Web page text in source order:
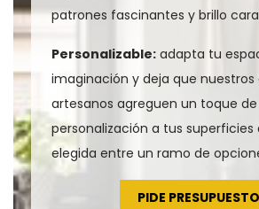
patrones fascinantes y brillo
Personalizable:adapta tu
imaginación y deja que nuestros
artesanos agreguen un toque de
personalización a tus
elegida entre un ramo de
PIDE PRESUPUESTO